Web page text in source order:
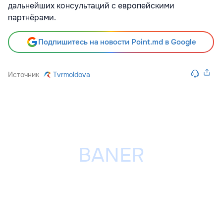
дальнейших консультаций с европейскими
партнёрами.
Подпишитесь на новости Point.md в Google
Источник Tvrmoldova